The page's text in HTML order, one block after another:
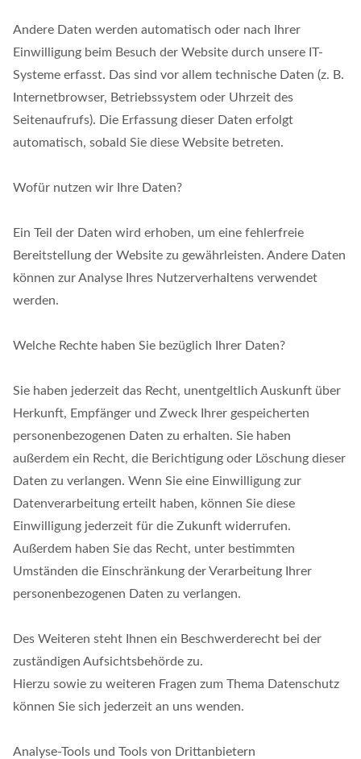
Andere Daten werden automatisch oder nach Ihrer
Einwilligung beim Besuch der Website durch unsere IT-
Systeme erfasst. Das sind vor allem technische Daten (z. B.
Internetbrowser, Betriebssystem oder Uhrzeit des
Seitenaufrufs). Die Erfassung dieser Daten erfolgt
automatisch, sobald Sie diese Website betreten.
Wofür nutzen wir Ihre Daten?
Ein Teil der Daten wird erhoben, um eine fehlerfreie
Bereitstellung der Website zu gewährleisten. Andere Daten
können zur Analyse Ihres Nutzerverhaltens verwendet
werden.
Welche Rechte haben Sie bezüglich Ihrer Daten?
Sie haben jederzeit das Recht, unentgeltlich Auskunft über
Herkunft, Empfänger und Zweck Ihrer gespeicherten
personenbezogenen Daten zu erhalten. Sie haben
außerdem ein Recht, die Berichtigung oder Löschung dieser
Daten zu verlangen. Wenn Sie eine Einwilligung zur
Datenverarbeitung erteilt haben, können Sie diese
Einwilligung jederzeit für die Zukunft widerrufen.
Außerdem haben Sie das Recht, unter bestimmten
Umständen die Einschränkung der Verarbeitung Ihrer
personenbezogenen Daten zu verlangen.
Des Weiteren steht Ihnen ein Beschwerderecht bei der
zuständigen Aufsichtsbehörde zu.
Hierzu sowie zu weiteren Fragen zum Thema Datenschutz
können Sie sich jederzeit an uns wenden.
Analyse-Tools und Tools von Drittanbietern